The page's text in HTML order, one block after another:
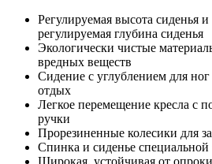
Регулируемая высота сиденья
регулируемая глубина сиденья
Экологически чистые
вредных веществ
Сидение с углублением для
отдых
Легкое перемещение кресла с
ручки
Прорезиненные колесики для
Спинка и сиденье
Широкая, устойчивая от